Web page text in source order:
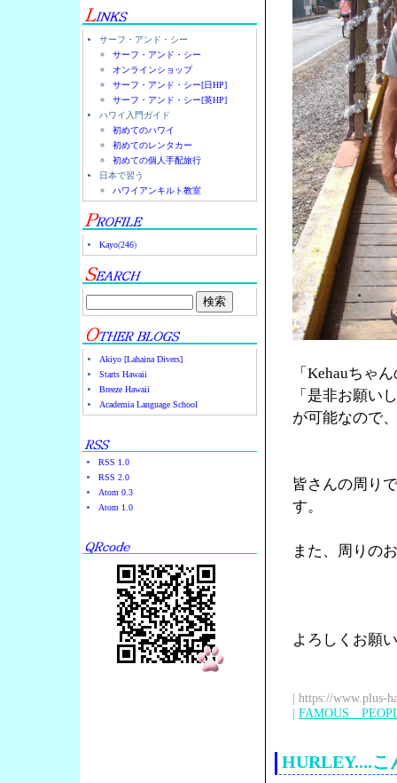
サーフ・アンド・シー
サーフ・アンド・シー
オンラインショップ
サーフ・アンド・シー[日HP]
サーフ・アンド・シー[英HP]
ハワイ入門ガイド
初めてのハワイ
初めてのレンタカー
初めての個人手配旅行
日本で習う
ハワイアンキルト教室
Kayo(246)
Akiyo [Lahaina Divers]
Starts Hawaii
Breeze Hawaii
Academia Language School
RSS 1.0
RSS 2.0
Atom 0.3
Atom 1.0
「Kehauちゃ
「是非お願い
が可能なので
皆さんの周り
す。
また、周りの
よろしくお願
| https://www.plus-
| FAMOUS
HURLEY....こ